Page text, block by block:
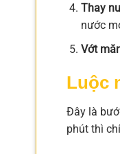
Thay
nước
Vớt
Luộc
Đây là
phút thì